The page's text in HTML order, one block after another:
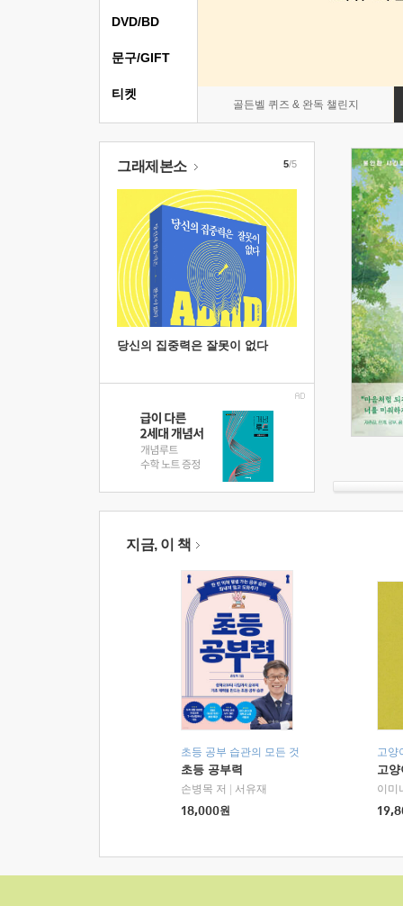
골든벨 퀴즈 & 완독 챌린지
DVD/BD
문구/GIFT
티켓
그래제본소
당신의 집중력은 잘못이 없다
5/5
지금, 이 책
초등 공부 습관의 모든 것
초등 공부력
손병목 저
서유재
18,000원
고양
고
이미